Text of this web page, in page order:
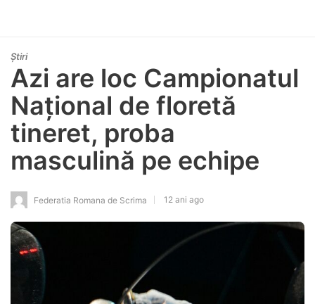
Știri
Azi are loc Campionatul
Național de floretă
tineret, proba
masculină pe echipe
Federatia Romana de Scrima 12 ani ago